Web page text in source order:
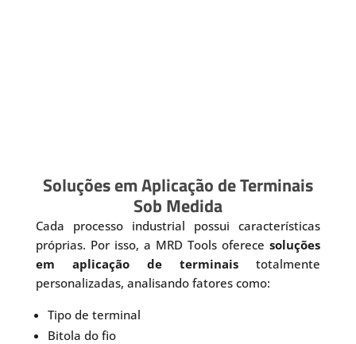
Soluções em Aplicação de Terminais
Sob Medida
Cada processo industrial possui características
próprias. Por isso, a MRD Tools oferecesoluções
em aplicação de terminais totalmente
personalizadas, analisando fatores como:
Tipo de terminal
Bitola do fio